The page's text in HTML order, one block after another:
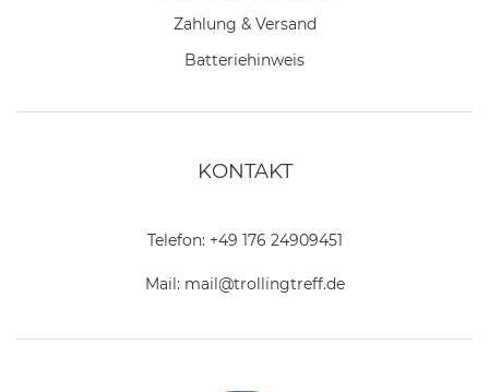
Zahlung & Versand
Batteriehinweis
KONTAKT
Telefon: +49 176 24909451
Mail: mail@trollingtreff.de